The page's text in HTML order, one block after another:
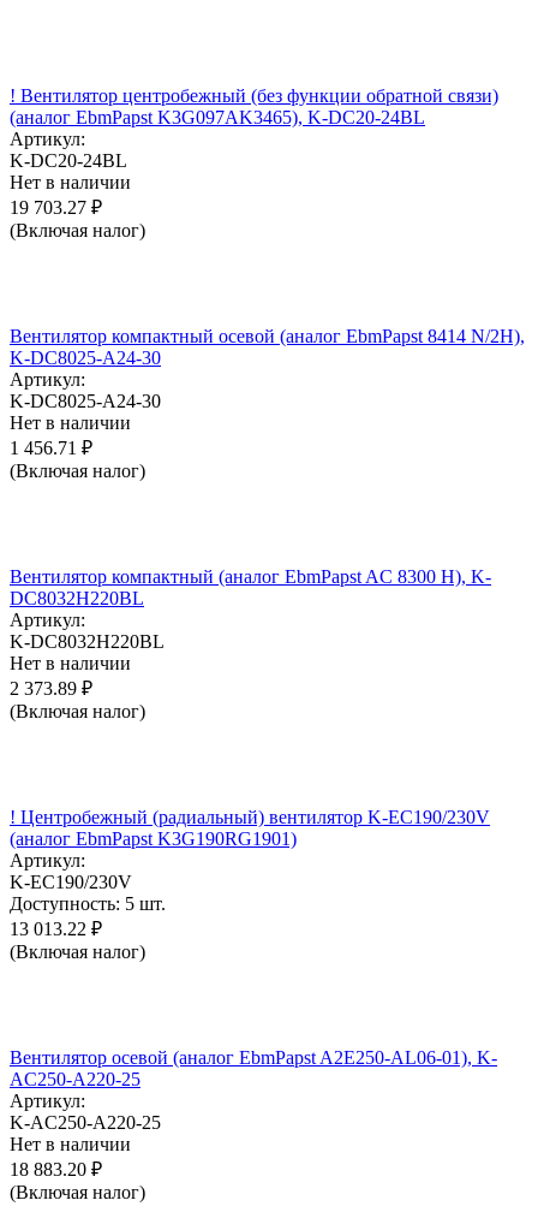
! Вентилятор центробежный (без функции обратной связи)
(аналог EbmPapst K3G097AK3465), K-DC20-24BL
Артикул:
K-DC20-24BL
Нет в наличии
19 703.27 ₽
(Включая налог)
Вентилятор компактный осевой (аналог EbmPapst 8414 N/2H),
K-DC8025-A24-30
Артикул:
K-DC8025-A24-30
Нет в наличии
1 456.71 ₽
(Включая налог)
Вентилятор компактный (аналог EbmPapst AC 8300 H), K-
DC8032H220BL
Артикул:
K-DC8032H220BL
Нет в наличии
2 373.89 ₽
(Включая налог)
! Центробежный (радиальный) вентилятор K-EC190/230V
(аналог EbmPapst K3G190RG1901)
Артикул:
K-EC190/230V
Доступность: 5 шт.
13 013.22 ₽
(Включая налог)
Вентилятор осевой (аналог EbmPapst A2E250-AL06-01), K-
AC250-A220-25
Артикул:
K-AC250-A220-25
Нет в наличии
18 883.20 ₽
(Включая налог)